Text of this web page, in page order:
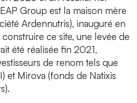
Group est la maison mère
Ardennutris), inauguré en
ce site, une levée de
été réalisée fin 2021,
de renom tels que
et Mirova (fonds de Natixis